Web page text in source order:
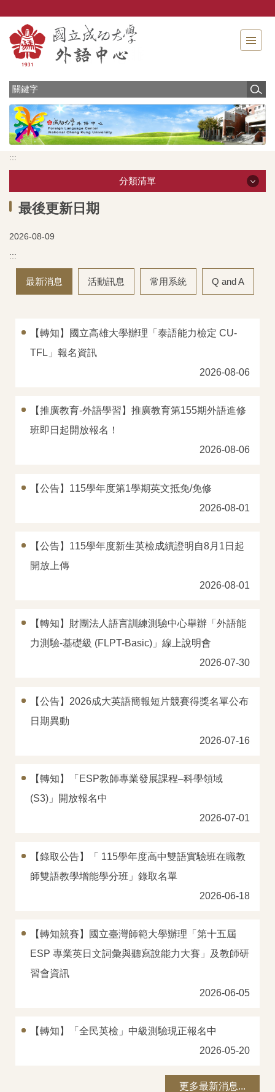
主
要
區
:::
分類清單
分類清單
中心介紹
教學設施
場地借用
推廣教育外語進修班
學術支援諮商服務
研究成果
常見問題
最後更新日期
2026-08-09
:::
最新消息 活動訊息 常用系統 Q and A
【轉知】國立高雄大學辦理「泰語能力檢定 CU-
TFL」報名資訊
2026-08-06
【推廣教育-外語學習】推廣教育第155期外語進修
班即日起開放報名！
2026-08-06
【公告】115學年度第1學期英文抵免/免修
2026-08-01
【公告】115學年度新生英檢成績證明自8月1日起
開放上傳
2026-08-01
【轉知】財團法人語言訓練測驗中心舉辦「外語能
力測驗-基礎級 (FLPT-Basic)」線上說明會
2026-07-30
【公告】2026成大英語簡報短片競賽得獎名單公布
日期異動
2026-07-16
【轉知】「ESP教師專業發展課程–科學領域
(S3)」開放報名中
2026-07-01
【錄取公告】「 115學年度高中雙語實驗班在職教
師雙語教學增能學分班」錄取名單
2026-06-18
【轉知競賽】國立臺灣師範大學辦理「第十五屆
ESP 專業英日文詞彙與聽寫說能力大賽」及教師研
習會資訊
2026-06-05
【轉知】「全民英檢」中級測驗現正報名中
2026-05-20
更多最新消息...